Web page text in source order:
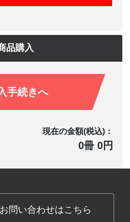
品購入
手続きへ
現在の金額(税込)：
0冊 0円
問い合わせはこちら